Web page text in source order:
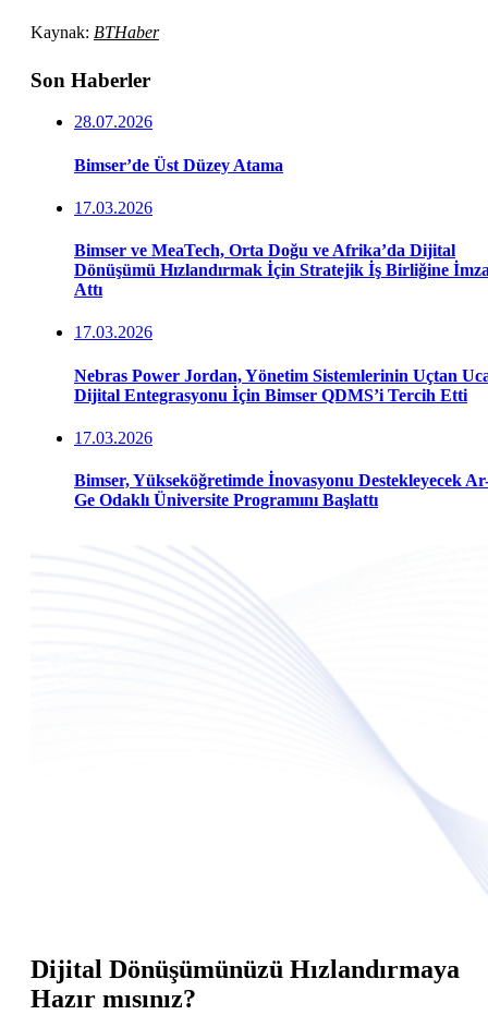
Kaynak: BTHaber
Son Haberler
28.07.2026
Bimser’de Üst Düzey Atama
17.03.2026
Bimser ve MeaTech, Orta Doğu ve Afrika’da Dijital
Dönüşümü Hızlandırmak İçin Stratejik İş Birliğine
Attı
17.03.2026
Nebras Power Jordan, Yönetim Sistemlerinin Uçtan
Dijital Entegrasyonu İçin Bimser QDMS’i Tercih Etti
17.03.2026
Bimser, Yükseköğretimde İnovasyonu Destekleyecek
Ge Odaklı Üniversite Programını Başlattı
Dijital Dönüşümünüzü Hızlandırmaya
Hazır mısınız?